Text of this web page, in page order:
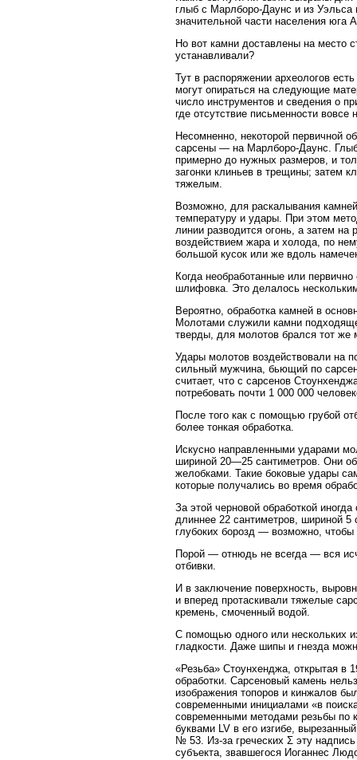
глыб с Марлборо-Даунс и из Уэльса
значительной части населения юга
Но вот камни доставлены на место
устанавливали?
Тут в распоряжении археологов
могут опираться на следующие
число инструментов и сведения о
где отсутствие письменности
Несомненно, некоторой первичной
сарсены — на Марлборо-Даунс.
примерно до нужных размеров, и
загонки клиньев в трещины; затем
тяжелым.
Возможно, для раскалывания
температуру и удары. При этом
линии разводится огонь, а затем на
воздействием жара и холода, по
большой кусок или же вдоль
Когда необработанные или
шлифовка. Это делалось
Вероятно, обработка камней в
Молотами служили камни
тверды, для молотов брался тот же
Удары молотов воздействовали на
сильный мужчина, бьющий по
считает, что с сарсенов
потребовать почти 1 000 000
После того как с помощью грубой
более тонкая обработка.
Искусно направленными ударами
шириной 20—25 сантиметров. Они
желобками. Такие боковые удары
которые получались во время
За этой черновой обработкой
длиннее 22 сантиметров, шириной 5
глубоких борозд — возможно, чтобы
Порой — отнюдь не всегда — вся
отбивки.
И в заключение поверхность,
и вперед протаскивали тяжелые
кремень, смоченный водой.
С помощью одного или нескольких
гладкости. Даже шипы и гнезда
«Резьба» Стоунхенджа, открытая в
обработки. Сарсеновый камень
изображения топоров и кинжалов
современными инициалами «в
современными методами резьбы по
буквами LV в его изгибе,
№ 53. Из-за греческих Σ эту
субъекта, звавшегося Иоганнес